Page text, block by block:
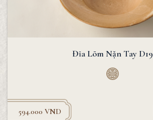
Đĩa Lõm Nặn Tay D19
594.000 VND